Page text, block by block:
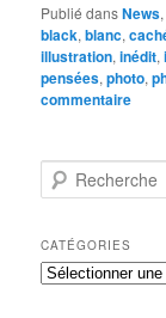
Publié dansNews,
black,blanc,
illustration,inédit,
pensées,photo,
commentaire
e
h
e
r
CATÉGORIES
Catégories